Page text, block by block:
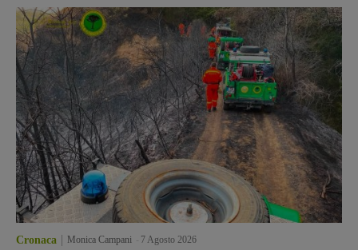
Cronaca Monica Campani 7 Agosto 2026